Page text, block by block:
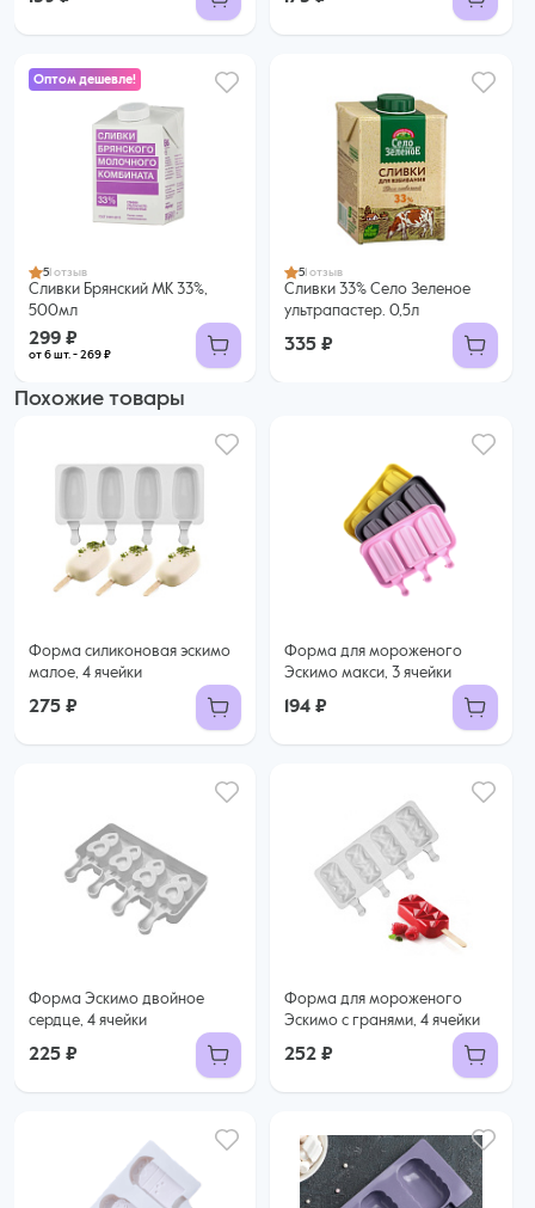
Оптом дешевле!
5 1 отзыв
Сливки Брянский МК 33%,
500мл
299 ₽
от 6 шт. - 269 ₽
299 ₽
269 ₽ за шт. при заказе от 6 шт.
Купить оптом
5 1 отзыв
Сливки 33% Село Зеленое
ультрапастер. 0,5л
335 ₽
Похожие товары
Форма силиконовая эскимо
малое, 4 ячейки
275 ₽
Форма для мороженого
Эскимо макси, 3 ячейки
194 ₽
Форма Эскимо двойное
сердце, 4 ячейки
225 ₽
Форма для мороженого
Эскимо с гранями, 4 ячейки
252 ₽